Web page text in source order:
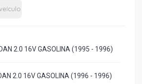
2.0 16V GASOLINA (1995 - 1996)
2.0 16V GASOLINA (1996 - 1996)